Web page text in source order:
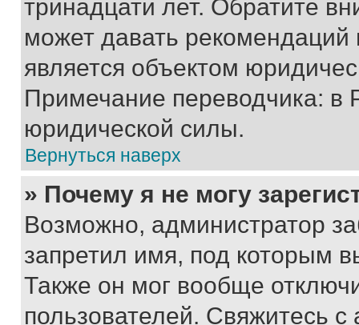
тринадцати лет. Обратите
может давать
является объектом
Примечание переводчика: в
юридической силы.
Вернуться наверх
» Почему я не могу
Возможно, администратор
запретил имя, под которым
Также он мог вообще
пользователей. Свяжитесь